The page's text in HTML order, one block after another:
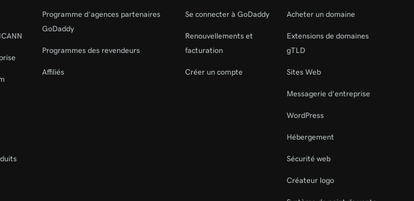
Programme d’agences partenaires
GoDaddy
Programmes des revendeurs
Affiliés
Se connecter à GoDaddy
Renouvellements et
facturation
Créer un compte
Acheter un domaine
Extensions de domaines
gTLD
Sites Web
Messagerie d’entreprise
WordPress
Hébergement
Sécurité web
Créateur logo